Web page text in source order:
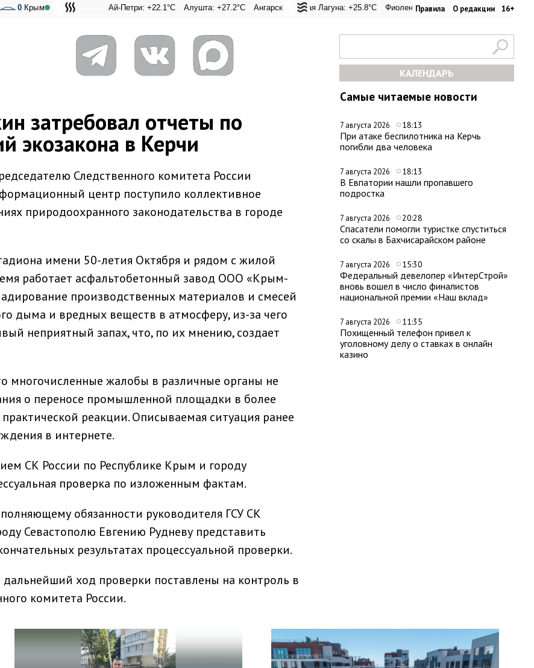
Правила О редакции 16+
Адмиральская Лагуна: +25.8°C Фиолент: +26.2°C Казачья бухта: +26.1°C
Ай-Петри: +22.1°C Алушта: +27.2°C Ангарский перевал: +25.1°C Евпатория: +27.6°C Керчь: +28.7°C Никитский сад:
0 Крым
КАЛЕНДАРЬ
Самые читаемые новости
7 августа 2026 18:13
При атаке беспилотника на Керчь
погибли два человека
7 августа 2026 18:13
В Евпатории нашли пропавшего
подростка
7 августа 2026 20:28
Спасатели помогли туристке спуститься
со скалы в Бахчисарайском районе
7 августа 2026 15:30
Федеральный девелопер «ИнтерСтрой»
вновь вошел в число финалистов
национальной премии «Наш вклад»
7 августа 2026 11:35
Похищенный телефон привел к
уголовному делу о ставках в онлайн
казино
затребовал отчеты по
экозакона в Керчи
Следственного комитета России
центр поступило коллективное
природоохранного законодательства в городе
имени 50-летия Октября и рядом с жилой
работает асфальтобетонный завод ООО «Крым-
производственных материалов и смесей
дыма и вредных веществ в атмосферу, из-за чего
неприятный запах, что, по их мнению, создает
многочисленные жалобы в различные органы не
о переносе промышленной площадки в более
реакции. Описываемая ситуация ранее
в интернете.
СК России по Республике Крым и городу
проверка по изложенным фактам.
обязанности руководителя ГСУ СК
Севастополю Евгению Рудневу представить
результатах процессуальной проверки.
ход проверки поставлены на контроль в
комитета России.